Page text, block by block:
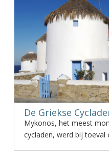
De Griekse
Mykonos, het meest
cycladen, werd bij toeval